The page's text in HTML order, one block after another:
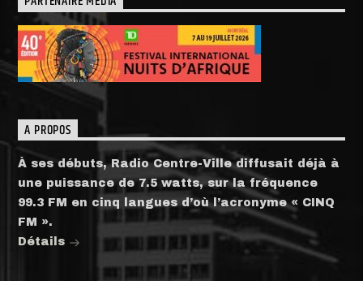
A PROPOS
À ses débuts, Radio Centre-Ville diffusait déjà à
une puissance de 7.5 watts, sur la fréquence
99.3 FM en cinq langues d’où l’acronyme « CINQ
FM ».
Détails